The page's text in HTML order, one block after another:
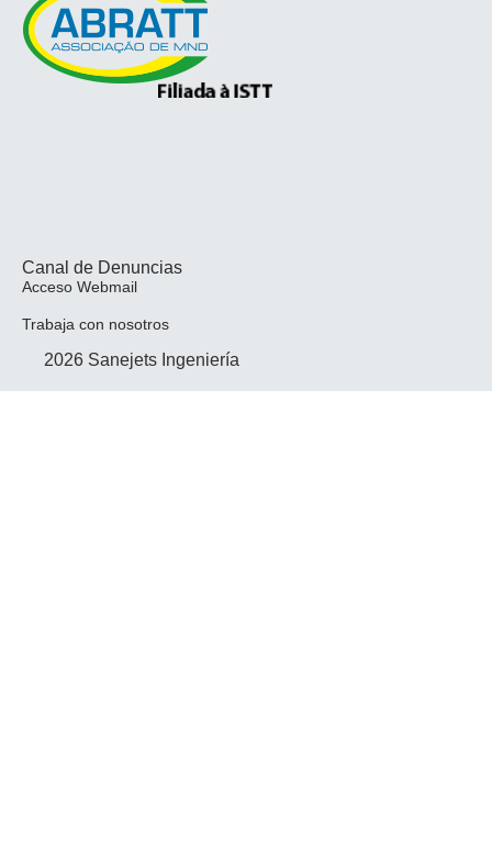
Trabaja con nosotros
Acceso Webmail
Canal de Denuncias
2026 Sanejets Ingeniería